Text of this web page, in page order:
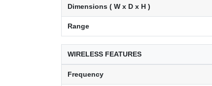
Dimensions ( W x D x H )
Range
WIRELESS FEATURES
Frequency